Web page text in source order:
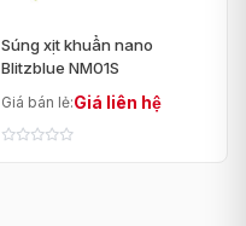
Súng xịt khuẩn nano
Blitzblue NM01S
Giá bán lẻ:Giá liên hệ